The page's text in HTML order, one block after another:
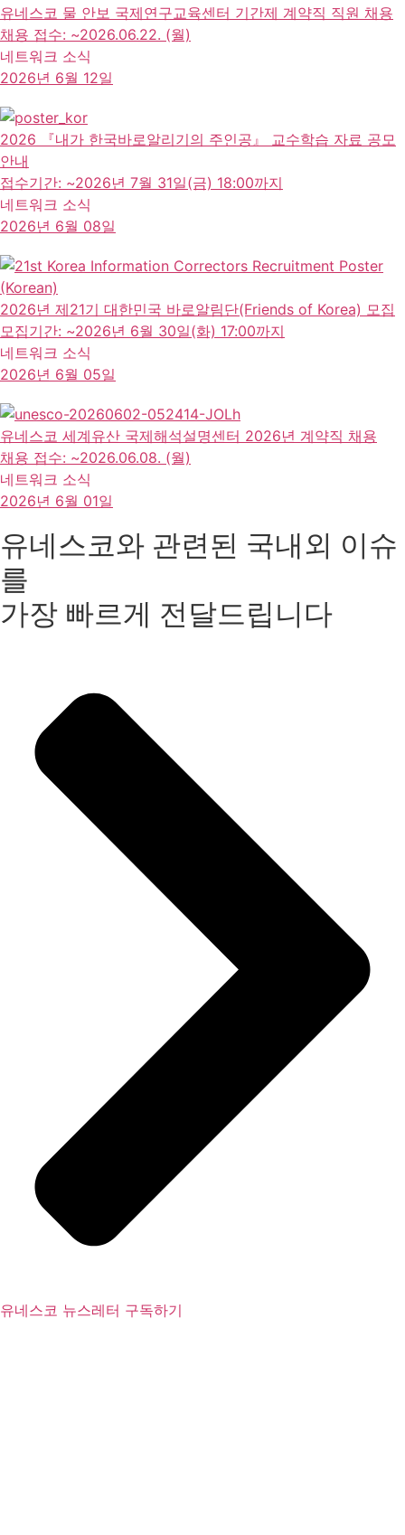
유네스코 물 안보 국제연구교육센터 기간제 계약직 직원 채용
채용 접수: ~2026.06.22. (월)
네트워크 소식
2026년 6월 12일
2026 『내가 한국바로알리기의 주인공』 교수학습 자료 공모
안내
접수기간: ~2026년 7월 31일(금) 18:00까지
네트워크 소식
2026년 6월 08일
2026년 제21기 대한민국 바로알림단(Friends of Korea) 모집
모집기간: ~2026년 6월 30일(화) 17:00까지
네트워크 소식
2026년 6월 05일
유네스코 세계유산 국제해석설명센터 2026년 계약직 채용
채용 접수: ~2026.06.08. (월)
네트워크 소식
2026년 6월 01일
유네스코와 관련된 국내외 이슈
를
가장 빠르게 전달드립니다
유네스코 뉴스레터 구독하기